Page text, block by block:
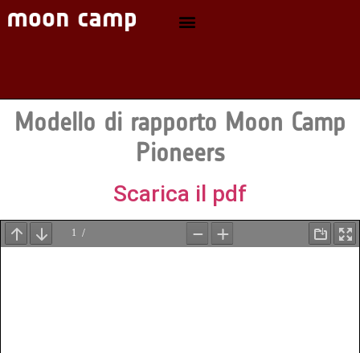
Modello di rapporto Moon Camp
Pioneers
Scarica il pdf